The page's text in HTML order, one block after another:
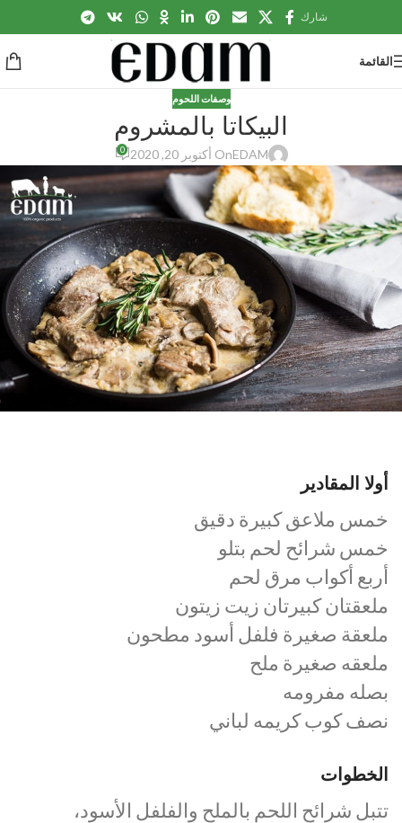
شارك
القائمة
وصفات اللحوم
البيكاتا بالمشروم
EDAMOn أكتوبر 20, 2020 0
أولا المقادير
خمس ملاعق كبيرة دقيق
خمس شرائح لحم بتلو
أربع أكواب مرق لحم
ملعقتان كبيرتان زيت زيتون
ملعقة صغيرة فلفل أسود مطحون
ملعقه صغيرة ملح
بصله مفرومه
نصف كوب كريمه لباني
الخطوات
تتبل شرائح اللحم بالملح والفلفل الأسود،